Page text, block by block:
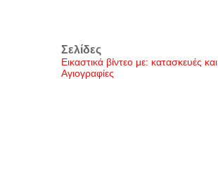
Σελίδες
Εικαστικά βίντεο με: κατασκευές
Αγιογραφίες